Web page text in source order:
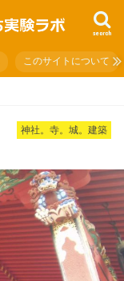
search
このサイトについて
神社。寺。城。建築